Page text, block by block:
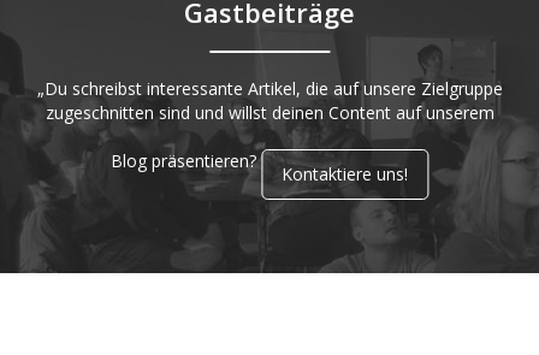
Gastbeiträge
„Du schreibst interessante Artikel, die auf unsere Zielgruppe
zugeschnitten sind und willst deinen Content auf unserem
Blog präsentieren?
Kontaktiere uns!